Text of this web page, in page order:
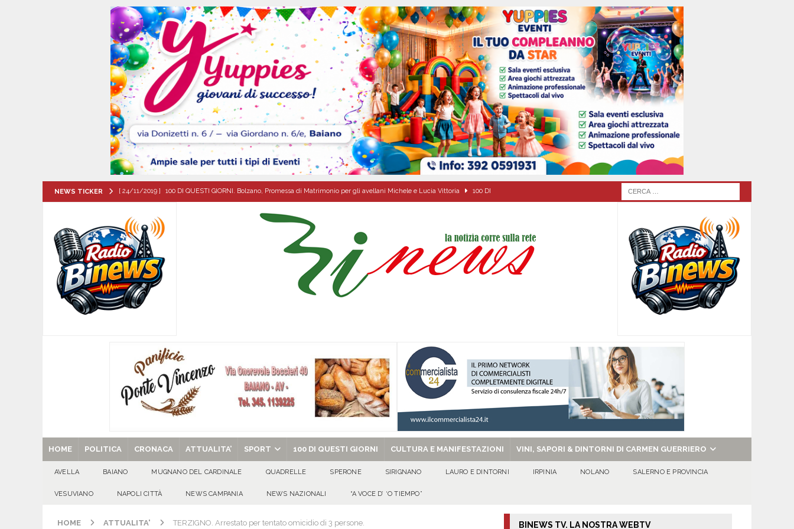
NEWS TICKER [ 24/11/2019 ] 100 DI QUESTI GIORNI. Bolzano, Promessa di Matrimonio per gli avellani Michele e Lucia Vittoria 100 DI
[ 07/08/2026 ] Visciano celebra Padre Arturo D’Onofrio: due giorni di fede nel ricordo del fondatore
MANIFESTAZIONI
[ 07/08/2026 ] MUGNANO DEL CARDINALE. L’Ipocrisia delle Apparenze e il Sociale Negato: il Caso del Centro Sociale mai
usato – abbandonato – vandalizzato e destinato al privato EVIDENZA
[ 07/08/2026 ]
una cultura collettiva. Nessuna crescita economica può prescindere dalla tutela della vita umana” CULTURA E
MANIFESTAZIONI
[ 07/08/2026 ] Casino senza KYC: cosa sono e come funzionano in Italia CULTURA E MANIFESTAZIONI
[ 29/08/2025 ] SANT’Oggi. Venerdì 29 agosto la chiesa celebra il Martirio di san Giovanni Battista e santa Sabina
HOME POLITICA CRONACA ATTUALITA’ SPORT 100 DI QUESTI GIORNI CULTURA E MANIFESTAZIONI VINI, SAPORI & DINTORNI DI CARMEN GUERRIERO
AVELLA BAIANO MUGNANO DEL CARDINALE QUADRELLE SPERONE SIRIGNANO LAURO E DINTORNI IRPINIA NOLANO SALERNO E PROVINCIA
VESUVIANO NAPOLI CITTÀ NEWS CAMPANIA NEWS NAZIONALI “A VOCE D’ ‘O TIEMPO”
HOME ATTUALITA' TERZIGNO. Arrestato per tentato omicidio di 3 persone. BINEWS TV. LA NOSTRA WEBTV